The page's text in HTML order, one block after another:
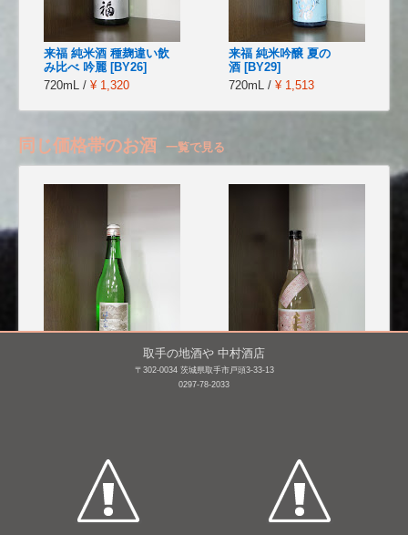
来福 純米酒 種麹違い飲
み比べ 吟麗 [BY26]
720mL / ¥ 1,320
来福 純米吟醸 夏の
酒 [BY29]
720mL / ¥ 1,513
同じ価格帯のお酒 一覧で見る
津島屋外伝 純米酒 der
来福 純米 生原酒 さく
ら [BY26]
取手の地酒や 中村酒店
〒302-0034 茨城県取手市戸頭3-33-13
0297-78-2033